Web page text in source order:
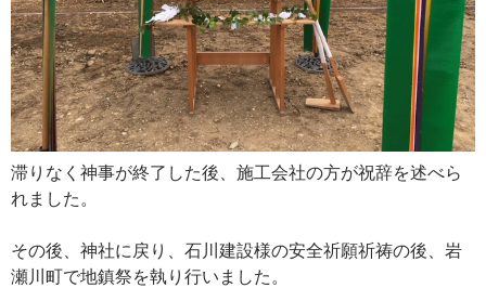
滞りなく神事が終了した後、施工会社の方が祝辞を述べら
れました。
その後、神社に戻り、石川建設様の安全祈願祈祷の後、岩
瀬川町で地鎮祭を執り行いました。